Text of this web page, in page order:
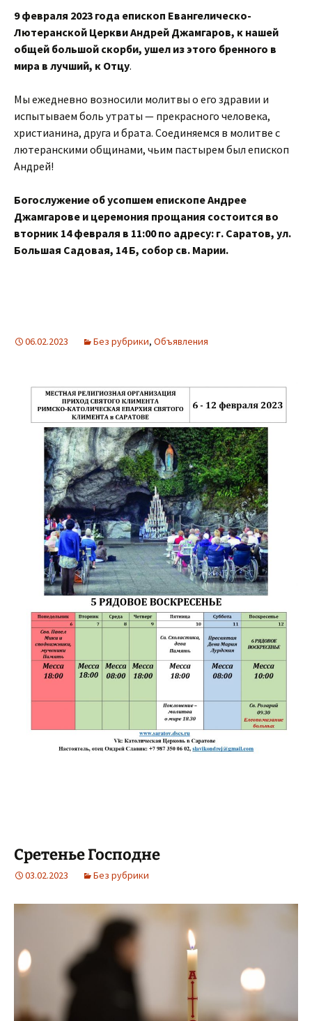
9 февраля 2023 года епископ Евангелическо-
Лютеранской Церкви Андрей Джамгаров, к нашей
общей большой скорби, ушел из этого бренного в
мира в лучший, к Отцу.
Мы ежедневно возносили молитвы о его здравии и
испытываем боль утраты — прекрасного человека,
христианина, друга и брата. Соединяемся в молитве с
лютеранскими общинами, чьим пастырем был епископ
Андрей!
Богослужение об усопшем епископе Андрее
Джамгарове и церемония прощания состоится во
вторник 14 февраля в 11:00 по адресу: г. Саратов, ул.
Большая Садовая, 14 Б, собор св. Марии.
06.02.2023 Без рубрики, Объявления
Сретенье Господне
03.02.2023 Без рубрики